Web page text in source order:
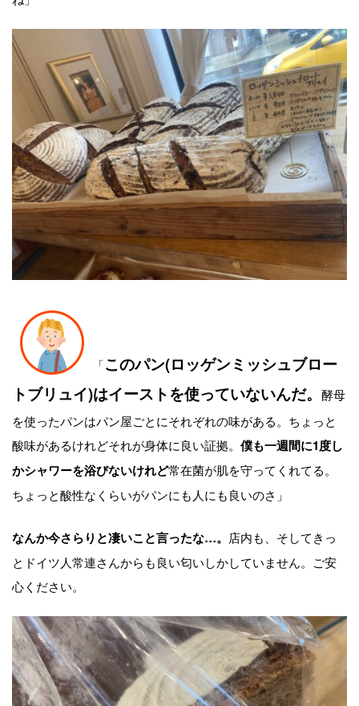
「このパン(ロッゲンミッシュブロー
トブリュイ)はイーストを使っていないんだ。 酵母
を使ったパンはパン屋ごとにそれぞれの味がある。ちょっと
酸味があるけれどそれが身体に良い証拠。 僕も一週間に1度し
かシャワーを浴びないけれど常在菌が肌を守ってくれてる。
ちょっと酸性なくらいがパンにも人にも良いのさ」
なんか今さらりと凄いこと言ったな…。 店内も、そしてきっ
とドイツ人常連さんからも良い匂いしかしていません。ご安
心ください。